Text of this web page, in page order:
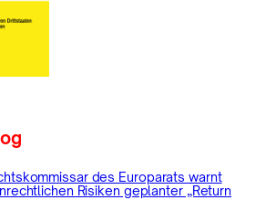
des Europarats warnt
Risiken geplanter „Return